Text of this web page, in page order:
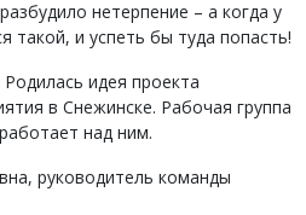
нетерпение – а когда у
такой, и успеть бы туда попасть!
идея проекта
в Снежинске. Рабочая группа
над ним.
руководитель команды